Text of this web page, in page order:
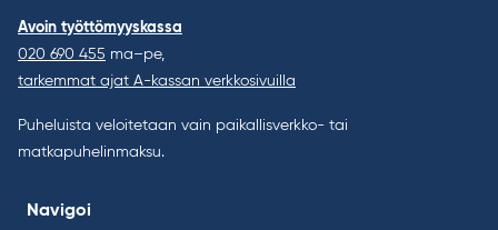
Avoin työttömyyskassa
020 690 455 ma–pe,
tarkemmat ajat A-kassan verkkosivuilla
Puheluista veloitetaan vain paikallisverkko- tai
matkapuhelinmaksu.
Navigoi